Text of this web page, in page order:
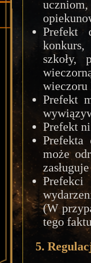
Prefekt
szkoły,
wieczoru
Prefekt
Prefekt
Prefekta
może
(W
tego
5.